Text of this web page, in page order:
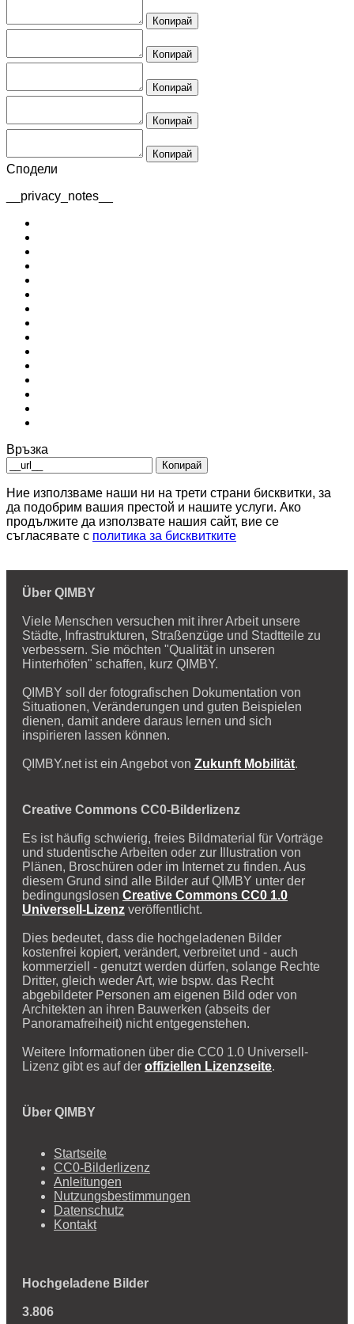
Копирай
Копирай
Копирай
Копирай
Копирай
Сподели
__privacy_notes__
Връзка
Копирай
Ние използваме наши ни на трети страни бисквитки, за
да подобрим вашия престой и нашите услуги. Ако
продължите да използвате нашия сайт, вие се
съгласявате с политика за бисквитките
Über QIMBY
Viele Menschen versuchen mit ihrer Arbeit unsere
Städte, Infrastrukturen, Straßenzüge und Stadtteile zu
verbessern. Sie möchten "Qualität in unseren
Hinterhöfen" schaffen, kurz QIMBY.
QIMBY soll der fotografischen Dokumentation von
Situationen, Veränderungen und guten Beispielen
dienen, damit andere daraus lernen und sich
inspirieren lassen können.
QIMBY.net ist ein Angebot von Zukunft Mobilität.
Creative Commons CC0-Bilderlizenz
Es ist häufig schwierig, freies Bildmaterial für Vorträge
und studentische Arbeiten oder zur Illustration von
Plänen, Broschüren oder im Internet zu finden. Aus
diesem Grund sind alle Bilder auf QIMBY unter der
bedingungslosen Creative Commons CC0 1.0
Universell-Lizenz veröffentlicht.
Dies bedeutet, dass die hochgeladenen Bilder
kostenfrei kopiert, verändert, verbreitet und - auch
kommerziell - genutzt werden dürfen, solange Rechte
Dritter, gleich weder Art, wie bspw. das Recht
abgebildeter Personen am eigenen Bild oder von
Architekten an ihren Bauwerken (abseits der
Panoramafreiheit) nicht entgegenstehen.
Weitere Informationen über die CC0 1.0 Universell-
Lizenz gibt es auf der offiziellen Lizenzseite.
Über QIMBY
Startseite
CC0-Bilderlizenz
Anleitungen
Nutzungsbestimmungen
Datenschutz
Kontakt
Hochgeladene Bilder
3.806